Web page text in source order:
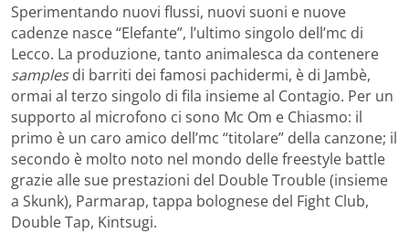
Sperimentando nuovi flussi, nuovi suoni e nuove
cadenze nasce “Elefante”, l’ultimo singolo dell’mc di
Lecco. La produzione, tanto animalesca da contenere
samplesdi barriti dei famosi pachidermi, è di Jambè,
ormai al terzo singolo di fila insieme al Contagio. Per un
supporto al microfono ci sono Mc Om e Chiasmo: il
primo è un caro amico dell’mc “titolare” della canzone; il
secondo è molto noto nel mondo delle freestyle battle
grazie alle sue prestazioni del Double Trouble (insieme
a Skunk), Parmarap, tappa bolognese del Fight Club,
Double Tap, Kintsugi.